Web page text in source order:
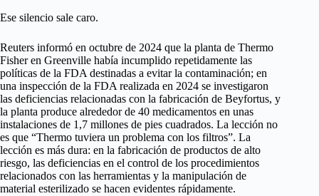
Ese silencio sale caro.
Reuters informó en octubre de 2024 que la planta de Thermo
Fisher en Greenville había incumplido repetidamente las
políticas de la FDA destinadas a evitar la contaminación; en
una inspección de la FDA realizada en 2024 se investigaron
las deficiencias relacionadas con la fabricación de Beyfortus, y
la planta produce alrededor de 40 medicamentos en unas
instalaciones de 1,7 millones de pies cuadrados. La lección no
es que “Thermo tuviera un problema con los filtros”. La
lección es más dura: en la fabricación de productos de alto
riesgo, las deficiencias en el control de los procedimientos
relacionados con las herramientas y la manipulación de
material esterilizado se hacen evidentes rápidamente.